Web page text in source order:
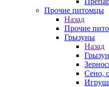
Прочие питомцы
Назад
Прочие
Грызуны
Назад
Сено,